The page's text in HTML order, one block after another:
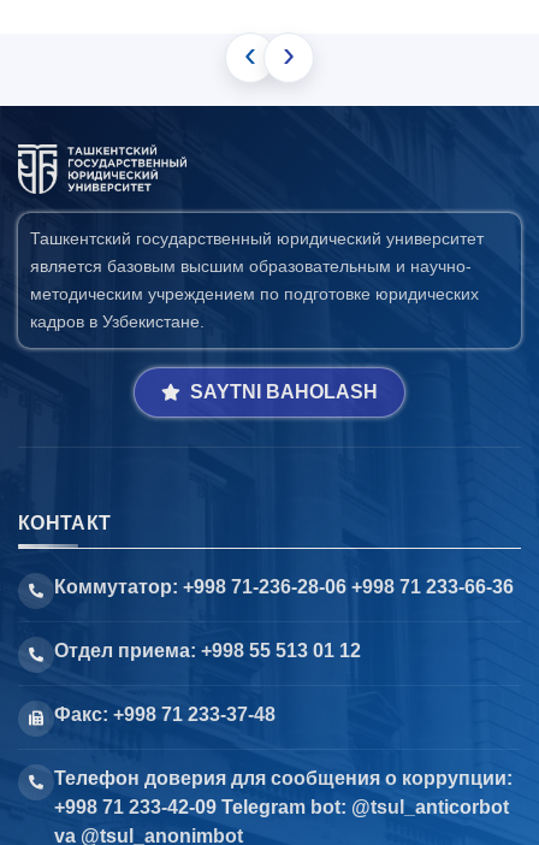
‹ ›
Ташкентский государственный юридический университет
является базовым высшим образовательным и научно-
методическим учреждением по подготовке юридических
кадров в Узбекистане.
SAYTNI BAHOLASH
КОНТАКТ
Коммутатор: +998 71-236-28-06 +998 71 233-66-36
Отдел приема: +998 55 513 01 12
Факс: +998 71 233-37-48
Телефон доверия для сообщения о коррупции:
+998 71 233-42-09 Telegram bot: @tsul_anticorbot
va @tsul_anonimbot